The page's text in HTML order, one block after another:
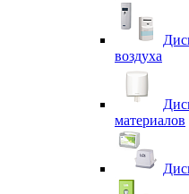
воздуха
материалов